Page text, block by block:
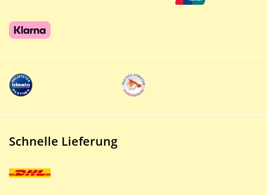
Schnelle Lieferung